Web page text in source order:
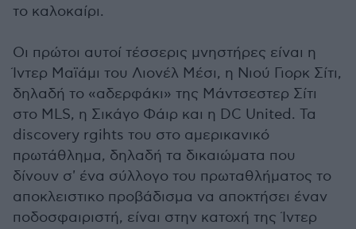
το καλοκαίρι.
Οι πρώτοι αυτοί τέσσερις μνηστήρες είναι η
Ίντερ Μαϊάμι του Λιονέλ Μέσι, η Νιού Γιορκ Σίτι,
δηλαδή το «αδερφάκι» της Μάντσεστερ Σίτι
στο MLS, η Σικάγο Φάιρ και η DC United. Τα
discovery rgihts του στο αμερικανικό
πρωτάθλημα, δηλαδή τα δικαιώματα που
δίνουν σ' ένα σύλλογο του πρωταθλήματος το
αποκλειστικο προβάδισμα να αποκτήσει έναν
ποδοσφαιριστή, είναι στην κατοχή της Ίντερ